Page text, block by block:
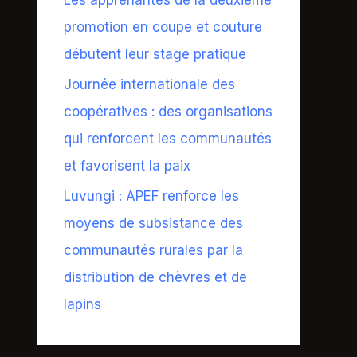
promotion en coupe et couture
débutent leur stage pratique
Journée internationale des
coopératives : des organisations
qui renforcent les communautés
et favorisent la paix
Luvungi : APEF renforce les
moyens de subsistance des
communautés rurales par la
distribution de chèvres et de
lapins